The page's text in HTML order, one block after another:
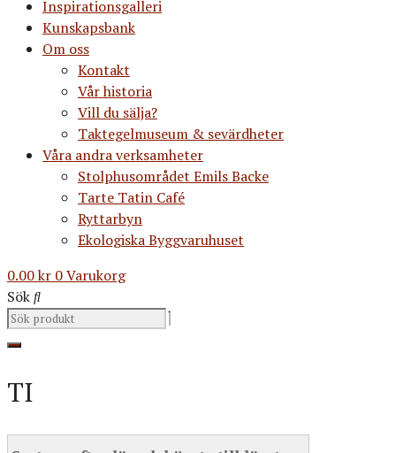
Inspirationsgalleri
Kunskapsbank
Om oss
Kontakt
Vår historia
Vill du sälja?
Taktegelmuseum & sevärdheter
Våra andra verksamheter
Stolphusområdet Emils Backe
Tarte Tatin Café
Ryttarbyn
Ekologiska Byggvaruhuset
0.00kr 0Varukorg
Sök
TI